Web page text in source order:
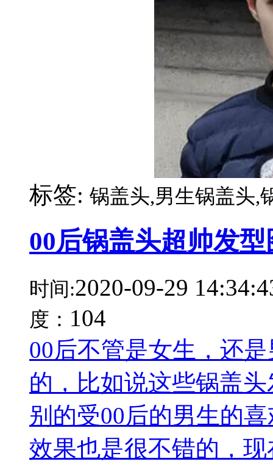
标签: 锅盖头,男生锅盖头,
00后锅盖头超帅发型
时间:2020-09-29
度： 104
00后不管是女生，还
的，比如说这些锅盖
别的受00后的男生的
效果也是很不错的，